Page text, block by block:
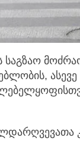
საგზაო
ასევე